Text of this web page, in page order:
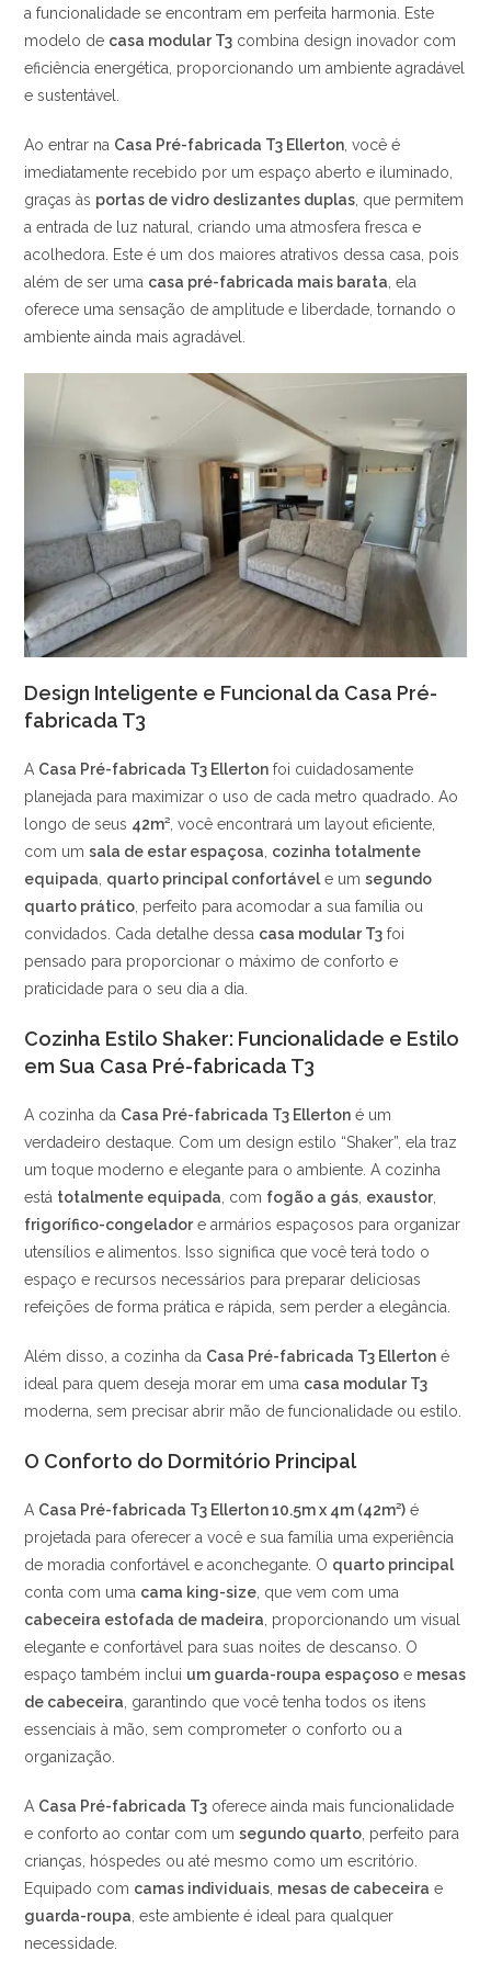
a funcionalidade se encontram em perfeita harmonia. Este
modelo de casa modular T3 combina design inovador com
eficiência energética, proporcionando um ambiente agradável
e sustentável.
Ao entrar na Casa Pré-fabricada T3 Ellerton , você é
imediatamente recebido por um espaço aberto e iluminado,
graças às portas de vidro deslizantes duplas , que permitem
a entrada de luz natural, criando uma atmosfera fresca e
acolhedora. Este é um dos maiores atrativos dessa casa, pois
além de ser uma casa pré-fabricada mais barata , ela
oferece uma sensação de amplitude e liberdade, tornando o
ambiente ainda mais agradável.
Design Inteligente e Funcional da Casa Pré-
fabricada T3
A Casa Pré-fabricada T3 Ellerton foi cuidadosamente
planejada para maximizar o uso de cada metro quadrado. Ao
longo de seus 42m² , você encontrará um layout eficiente,
com umsala de estar espaçosa cozinha totalmente
equipada quarto principal confortável e umsegundo
quarto prático , perfeito para acomodar a sua família ou
convidados. Cada detalhe dessa casa modular T3 foi
pensado para proporcionar o máximo de conforto e
praticidade para o seu dia a dia.
Cozinha Estilo Shaker: Funcionalidade e Estilo
em Sua Casa Pré-fabricada T3
A cozinha da Casa Pré-fabricada T3 Ellerton é um
verdadeiro destaque. Com um design estilo “Shaker”, ela traz
um toque moderno e elegante para o ambiente. A cozinha
está totalmente equipada , com fogão a gás exaustor,
frigorífico-congeladore armários espaçosos para organizar
utensílios e alimentos. Isso significa que você terá todo o
espaço e recursos necessários para preparar deliciosas
refeições de forma prática e rápida, sem perder a elegância.
Além disso, a cozinha da Casa Pré-fabricada T3 Ellerton é
ideal para quem deseja morar em uma casa modular T3
moderna, sem precisar abrir mão de funcionalidade ou estilo.
O Conforto do Dormitório Principal
A Casa Pré-fabricada T3 Ellerton 10.5m x 4m (42m²) é
projetada para oferecer a você e sua família uma experiência
de moradia confortável e aconchegante. O quarto principal
conta com uma cama king-size , que vem com uma
cabeceira estofada de madeira , proporcionando um visual
elegante e confortável para suas noites de descanso. O
espaço também inclui um guarda-roupa espaçoso e mesas
de cabeceira , garantindo que você tenha todos os itens
essenciais à mão, sem comprometer o conforto ou a
organização.
A Casa Pré-fabricada T3 oferece ainda mais funcionalidade
e conforto ao contar com umsegundo quarto , perfeito para
crianças, hóspedes ou até mesmo como um escritório.
Equipado com camas individuais mesas de cabeceira e
guarda-roupa , este ambiente é ideal para qualquer
necessidade.